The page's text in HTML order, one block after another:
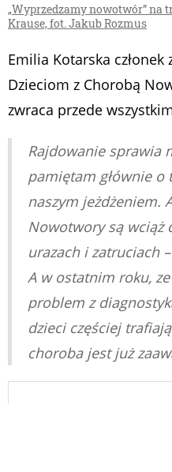
„Wyprzedzamy nowotwór” na
Krause, fot. Jakub Rozmus
Emilia Kotarska
Dzieciom z Chorobą
zwraca przede
Rajdowanie sprawia
pamiętam głównie o
naszym jeżdżeniem.
Nowotwory są wciąż
urazach i zatruciach
A w ostatnim roku,
problem z
dzieci częściej
choroba jest już